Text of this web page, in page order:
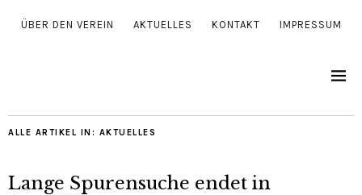
ÜBER DEN VEREIN AKTUELLES KONTAKT IMPRESSUM
ALLE ARTIKEL IN: AKTUELLES
Lange Spurensuche endet in